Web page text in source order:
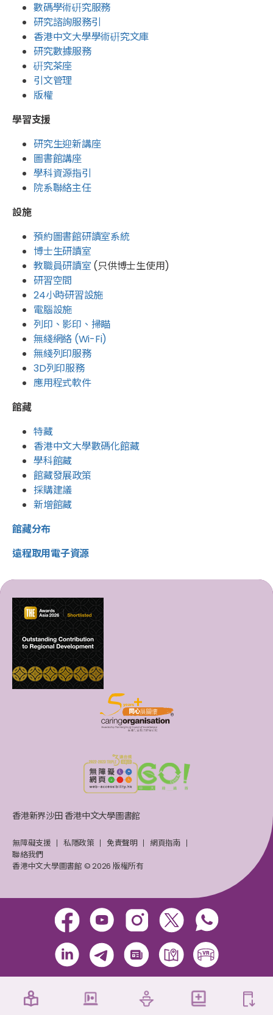
數碼學術硏究服務
研究諮詢服務引
香港中文大學學術硏究文庫
研究數據服務
硏究茶座
引文管理
版權
學習支援
研究生迎新講座
圖書館講座
學科資源指引
院系聯絡主任
設施
預約圖書館研讀室系統
博士生研讀室
教職員研讀室 (只供博士生使用)
研習空間
24小時研習設施
電腦設施
列印、影印、掃瞄
無綫網絡 (Wi-Fi)
無綫列印服務
3D列印服務
應用程式軟件
館藏
特藏
香港中文大學數碼化館藏
學科館藏
館藏發展政策
採購建議
新增館藏
館藏分布
遠程取用電子資源
香港新界沙田 香港中文大學圖書館
無障礙支援 私隱政策 免責聲明
網頁指南
聯絡我們
香港中文大學圖書館 © 2026 版權所有